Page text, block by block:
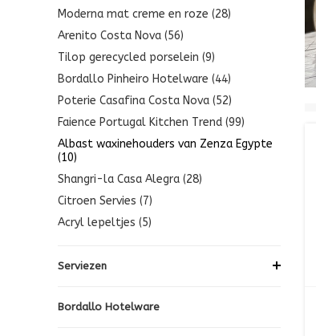
Moderna mat creme en roze (28)
Arenito Costa Nova (56)
Tilop gerecycled porselein (9)
Bordallo Pinheiro Hotelware (44)
Poterie Casafina Costa Nova (52)
Faience Portugal Kitchen Trend (99)
Albast waxinehouders van Zenza Egypte
(10)
Shangri-la Casa Alegra (28)
Citroen Servies (7)
Acryl lepeltjes (5)
Serviezen
Bordallo Hotelware